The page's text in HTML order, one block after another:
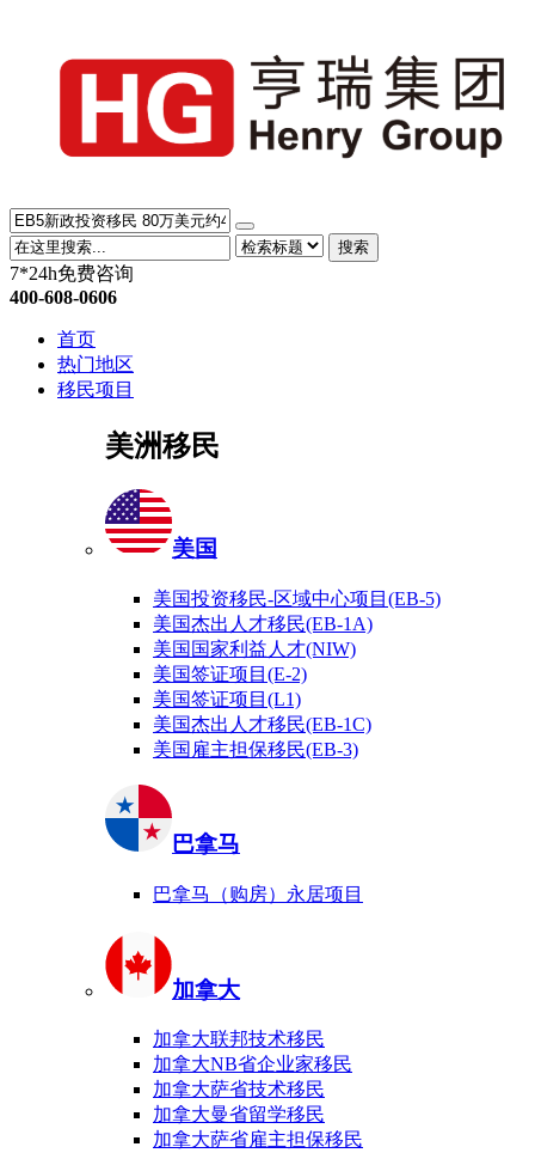
搜索
7*24h免费咨询
400-608-0606
首页
热门地区
移民项目
美洲移民
美国
美国投资移民-区域中心项目(EB-5)
美国杰出人才移民(EB-1A)
美国国家利益人才(NIW)
美国签证项目(E-2)
美国签证项目(L1)
美国杰出人才移民(EB-1C)
美国雇主担保移民(EB-3)
巴拿马
巴拿马（购房）永居项目
加拿大
加拿大联邦技术移民
加拿大NB省企业家移民
加拿大萨省技术移民
加拿大曼省留学移民
加拿大萨省雇主担保移民